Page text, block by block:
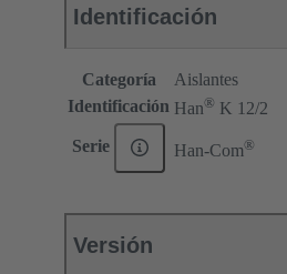
Identificación
Categoría
Aislantes
Identificación Han® K 12/2
Serie Han-Com®
Versión